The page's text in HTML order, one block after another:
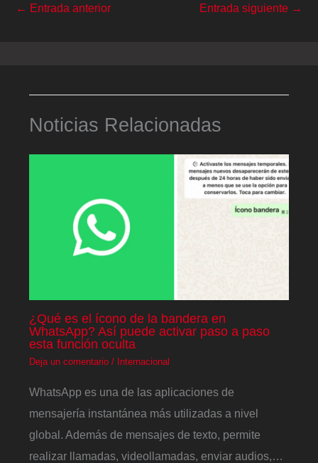
← Entrada anterior Entrada siguiente →
Noticias Relacionadas
¿Qué es el ícono de la bandera en
WhatsApp? Así puede activar paso a paso
esta función oculta
Deja un comentario / Internacional
WhatsApp es una de las aplicaciones de
mensajería instantánea más utilizadas a nivel
global. Además de mensajes de texto, permite
realizar llamadas, videollamadas, enviar audios,…